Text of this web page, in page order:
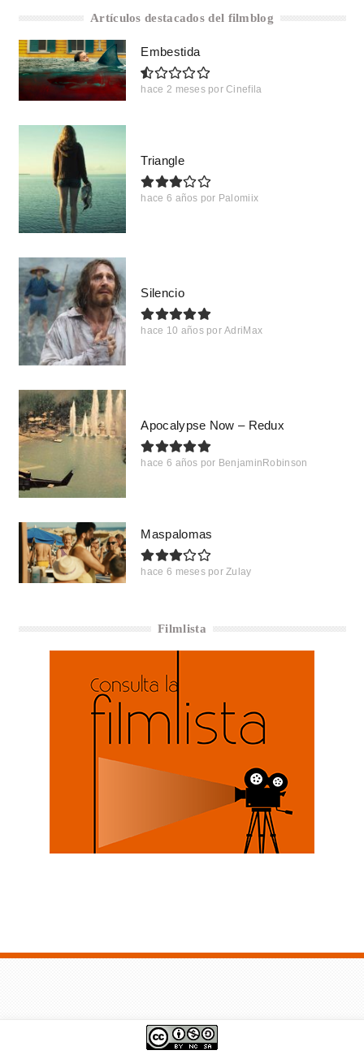
Artículos destacados del filmblog
Embestida
hace 2 meses por Cinefila
Triangle
hace 6 años por Palomiix
Silencio
hace 10 años por AdriMax
Apocalypse Now – Redux
hace 6 años por BenjaminRobinson
Maspalomas
hace 6 meses por Zulay
Filmlista